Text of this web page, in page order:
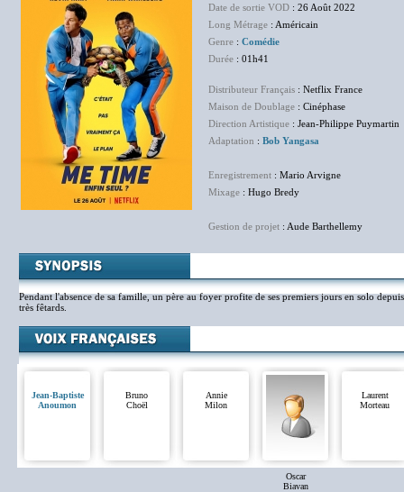
Date de sortie VOD : 26 Août 2022
Long Métrage : Américain
Genre : Comédie
Durée : 01h41
Distributeur Français : Netflix France
Maison de Doublage : Cinéphase
Direction Artistique : Jean-Philippe Puymartin
Adaptation : Bob Yangasa
Enregistrement : Mario Arvigne
Mixage : Hugo Bredy
Gestion de projet : Aude Barthellemy
Pendant l'absence de sa famille, un père au foyer profite de ses premiers jours en solo
très fêtards.
Jean-Baptiste
Anoumon
Bruno
Choël
Annie
Milon
Oscar
Biavan
Laurent
Morteau